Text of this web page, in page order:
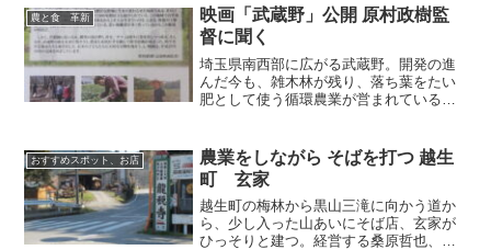
単独の浄化槽（「あ・うん単独槽」）で
トイレの汚水を完全に処理...
農と食 革新
映画「武蔵野」公開 原村政樹監
督に聞く
埼玉県南西部に広がる武蔵野。開発の進
んだ今も、雑木林が残り、落ち葉をたい
肥として使う循環農業が営まれている。
る。製作したのは、川越在住で、ＮＨＫ
番組などを多く手がけた記録...
おすすめスポット、お店
農業をしながら そばを打つ 越生
町 玄家
越生町の梅林から黒山三滝に向かう道か
ら、少し入った山あいにそば店、玄家が
ひっそりと建つ。経営する桑原哲也、満